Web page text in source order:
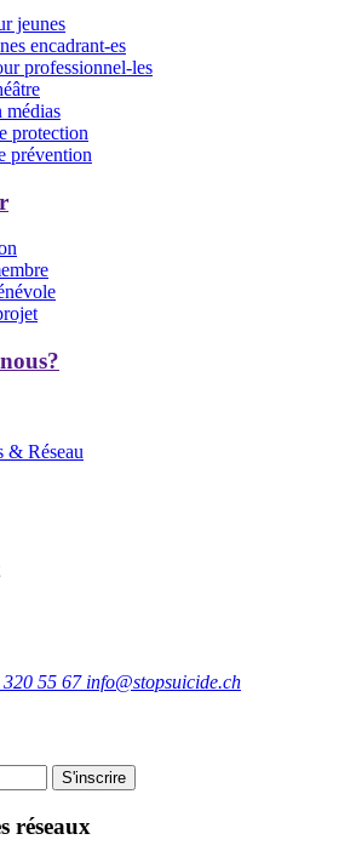
jeunes
encadrant-es
professionnel-les
médias
protection
prévention
& Réseau
55 67 info@stopsuicide.ch
S'inscrire
réseaux